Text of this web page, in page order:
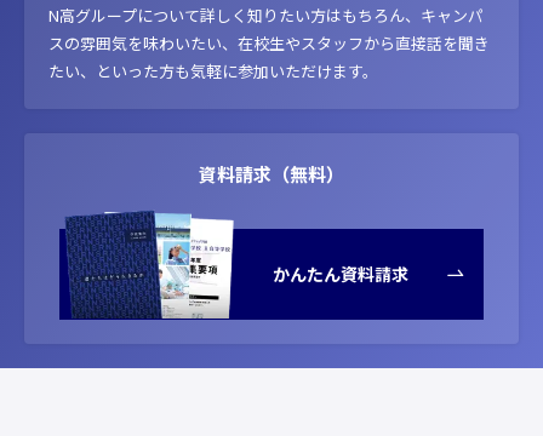
N高グループについて詳しく知りたい方はもちろん、キャンパ
スの雰囲気を味わいたい、在校生やスタッフから直接話を聞き
たい、といった方も気軽に参加いただけます。
資料請求（無料）
かんたん資料請求